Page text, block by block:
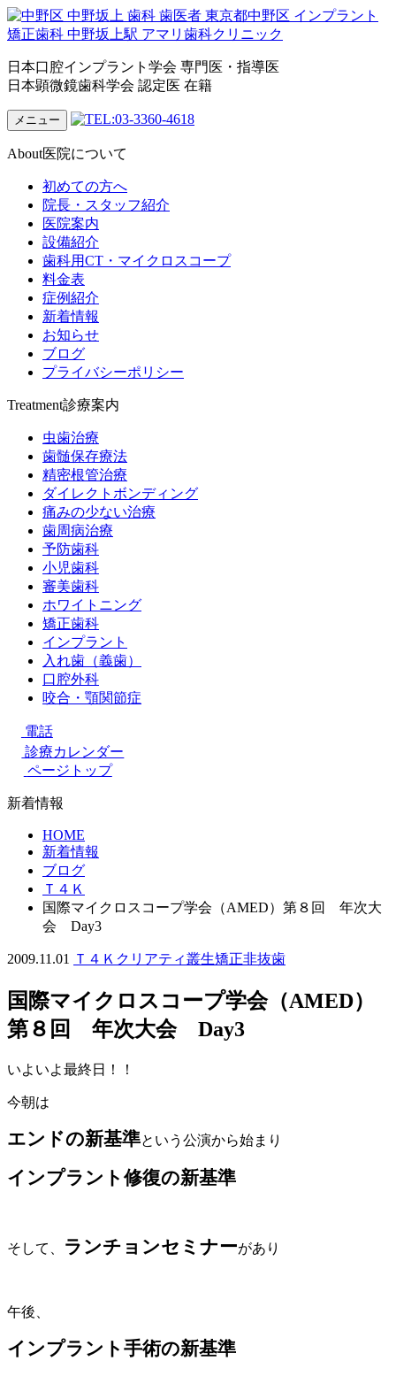
日本口腔インプラント学会 専門医・指導医
日本顕微鏡歯科学会 認定医 在籍
メニュー
About医院について
初めての方へ
院長・スタッフ紹介
医院案内
設備紹介
歯科用CT・マイクロスコープ
料金表
症例紹介
新着情報
お知らせ
ブログ
プライバシーポリシー
Treatment診療案内
虫歯治療
歯髄保存療法
精密根管治療
ダイレクトボンディング
痛みの少ない治療
歯周病治療
予防歯科
小児歯科
審美歯科
ホワイトニング
矯正歯科
インプラント
入れ歯（義歯）
口腔外科
咬合・顎関節症
電話
診療カレンダー
ページトップ
新着情報
HOME
新着情報
ブログ
Ｔ４Ｋ
国際マイクロスコープ学会（AMED）第８回 年次大
会 Day3
2009.11.01 Ｔ４Ｋ クリアティ叢生矯正非抜歯
国際マイクロスコープ学会（AMED）
第８回 年次大会 Day3
いよいよ最終日！！
今朝は
エンドの新基準という公演から始まり
インプラント修復の新基準
そして、 ランチョンセミナーがあり
午後、
インプラント手術の新基準